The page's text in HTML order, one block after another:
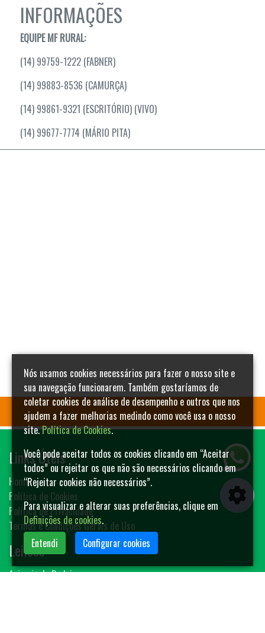
INFORMAÇÕES
EQUIPE MF RURAL:
(14) 99759-1222 (FABNER)
(14) 99883-8536 (CAMURÇA)
(14) 99861-9321 (ESCRITÓRIO) (VIVO)
(14) 99677-7774 (MÁRIO PITA)
Links Úteis
Home
Política de Cookies
Política de Privacidade
Termos e Condições Gerais de Uso
Leilões
Animais de Rodeio
Nós usamos cookies necessários para fazer o nosso site e
sua navegação funcionarem. Também gostaríamos de
coletar cookies de análise de desempenho e outros que nos
ajudem a fazer melhorias medindo como você usa o nosso
site.Política de Cookies.
Você pode aceitar todos os cookies clicando em “Aceitar
todos” ou rejeitar os que não são necessários clicando em
“Rejeitar cookies não necessários”.
Para visualizar e alterar suas preferências, clique em
Definições de cookies.
Entendi
Configurar cookies